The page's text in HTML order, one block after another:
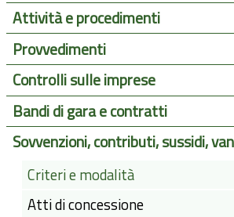
Attività e procedimenti
Provvedimenti
Controlli sulle imprese
Bandi di gara e contratti
Sovvenzioni, contributi, sussidi,
Criteri e modalità
Atti di concessione